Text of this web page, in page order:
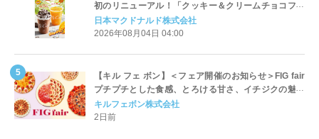
初のリニューアル！「クッキー＆クリームチョコフラ
ッペ」「マンゴースムージー」8月5日（水）から販売
開始
日本マクドナルド株式会社
2026年08月04日 04:00
【キル フェ ボン】＜フェア開催のお知らせ＞FIG fair
プチプチとした食感、とろける甘さ、イチジクの魅力
をたっぷりと。新作を含め、イチジク尽くしの全4種が
登場8月20日（木）スタート
キルフェボン株式会社
2日前